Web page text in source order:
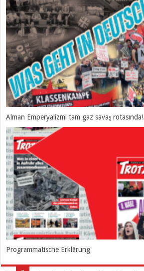
Alman Emperyalizmi tam gaz savaş rotasında!
Programmatische Erklärung